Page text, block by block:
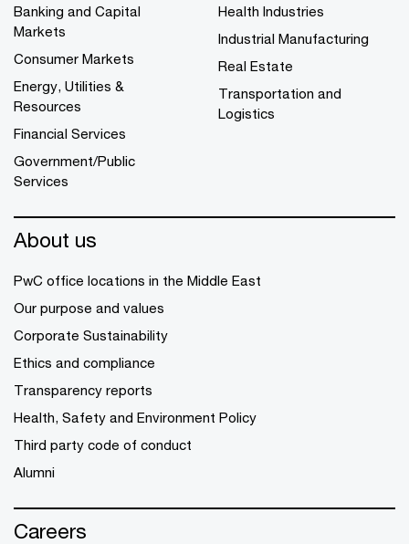
Banking and Capital
Markets
Consumer Markets
Energy, Utilities &
Resources
Financial Services
Government/Public
Services
Health Industries
Industrial Manufacturing
Real Estate
Transportation and
Logistics
About us
PwC office locations in the Middle East
Our purpose and values
Corporate Sustainability
Ethics and compliance
Transparency reports
Health, Safety and Environment Policy
Third party code of conduct
Alumni
Careers